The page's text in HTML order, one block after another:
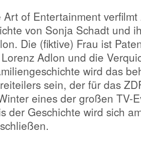
Art of Entertainment
von Sonja Schadt und
Die (fiktive) Frau ist
Adlon und die
wird das
sein, der für das
eines der großen TV-
der Geschichte wird sich